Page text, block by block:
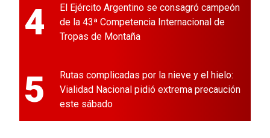
4
El Ejército Argentino se consagró campeón
de la 43ª Competencia Internacional de
Tropas de Montaña
5
Rutas complicadas por la nieve y el hielo:
Vialidad Nacional pidió extrema precaución
este sábado